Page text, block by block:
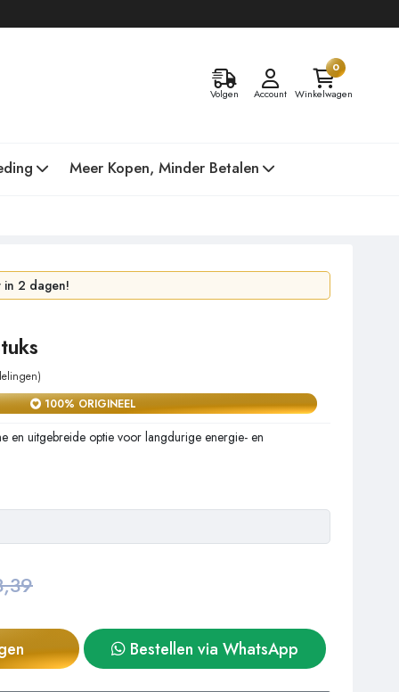
Volgen Account
0
Winkelwagen
Meer Kopen, Minder Betalen
in 2 dagen!
100% ORIGINEEL
en uitgebreide optie voor langdurige energie- en
Bestellen via WhatsApp